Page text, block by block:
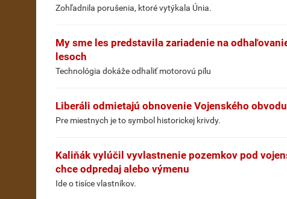
Zohľadnila porušenia, ktoré vytýkala Únia.
My sme les predstavila zariadenie na
lesoch
Technológia dokáže odhaliť motorovú pílu
Liberáli odmietajú obnovenie Vojenského
Pre miestnych je to symbol historickej krivdy.
Kaliňák vylúčil vyvlastnenie pozemkov pod
chce odpredaj alebo výmenu
Ide o tisíce vlastníkov.